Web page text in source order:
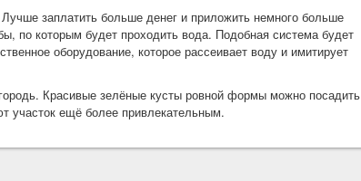
заплатить больше денег и приложить немного больше
по которым будет проходить вода. Подобная система будет
оборудование, которое рассеивает воду и имитирует
Красивые зелёные кусты ровной формы можно посадить
участок ещё более привлекательным.